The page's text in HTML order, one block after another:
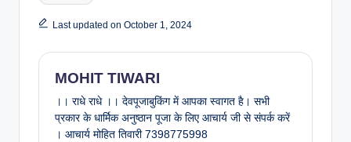
Last updated on October 1, 2024
MOHIT TIWARI
।। राधे राधे ।। देवपूजाबुकिंग में आपका स्वागत है। सभी
प्रकार के धार्मिक अनुष्ठान पूजा के लिए आचार्य जी से संपर्क करें
। आचार्य मोहित तिवारी 7398775998